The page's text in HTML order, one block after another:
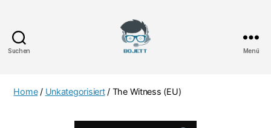
Suchen Menü
Home/ Unkategorisiert/ The Witness (EU)